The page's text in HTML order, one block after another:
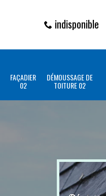
indisponible
FAÇADIER
02
DÉMOUSSAGE DE
TOITURE 02